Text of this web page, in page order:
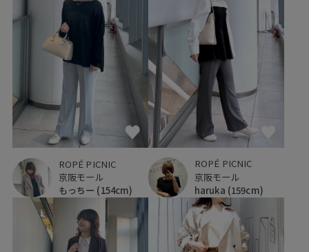
ROPÉ PICNIC
京阪モール
もっちー (154cm)
ROPÉ PICNIC
京阪モール
haruka (159cm)